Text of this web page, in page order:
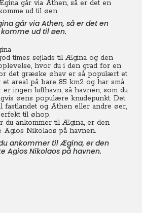
går via Athen, så er det en
ud til øen.
times sejlads til Ægina og den
hvor du i den grad for en
det græske øhav er så populært et
areal på bare 85 km2 og har små
er ingen lufthavn, så havnen, som du
øens populære knudepunkt. Det
fastlandet og Athen eller andre øer,
til øhop.
ankommer til Ægina, er den
Agios Nikolaos på havnen.